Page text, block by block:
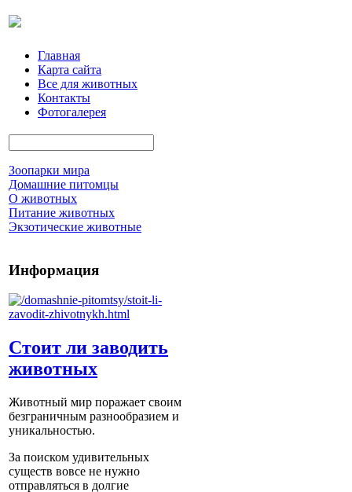
Главная
Карта сайта
Все для животных
Контакты
Фотогалерея
Зоопарки мира
Домашние питомцы
О животных
Питание животных
Экзотические животные
Информация
Стоит ли заводить
животных
Животный мир поражает своим
безграничным разнообразием и
уникальностью.
За поиском удивительных
существ вовсе не нужно
отправляться в долгие